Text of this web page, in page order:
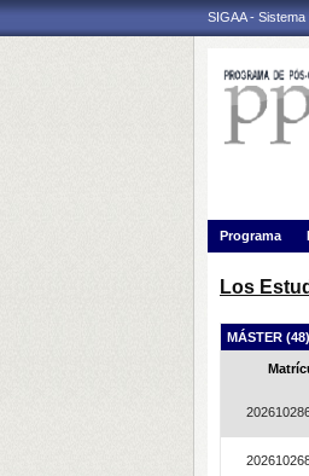
SIGAA -
Programa
Los
MÁSTER (48)